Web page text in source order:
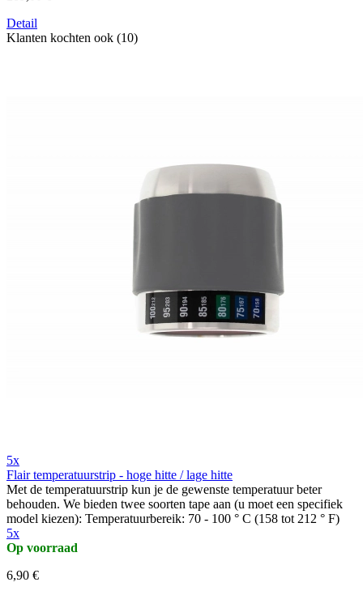
Detail
Klanten kochten ook (10)
5x
Flair temperatuurstrip - hoge hitte / lage hitte
Met de temperatuurstrip kun je de gewenste temperatuur beter
behouden. We bieden twee soorten tape aan (u moet een specifiek
model kiezen): Temperatuurbereik: 70 - 100 ° C (158 tot 212 ° F)
5x
Op voorraad
6,90 €